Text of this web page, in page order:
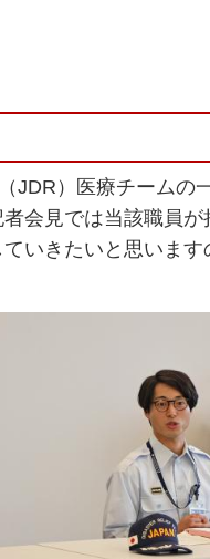
JDR）医療チームの
会見では当該職員
いきたいと思いま